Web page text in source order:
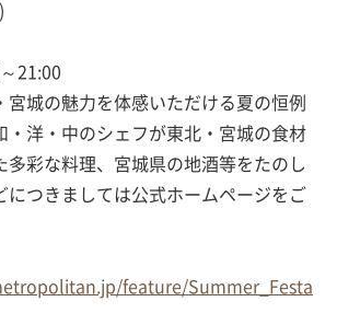
21:00
宮城の魅力を体感いただける夏の恒例
・洋・中のシェフが東北・宮城の食材
多彩な料理、宮城県の地酒等をたのし
につきましては公式ホームページをご
feature/Summer_Festa